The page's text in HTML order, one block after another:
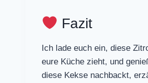
Fazit
Ich lade euch ein, diese
eure Küche zieht, und
diese Kekse nachbackt,